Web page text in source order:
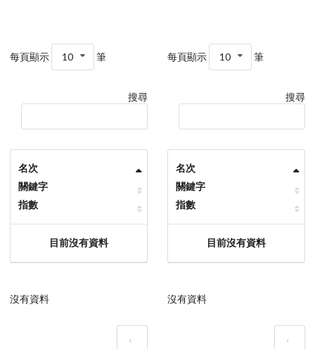
每頁顯示 10 筆
搜尋
名次
關鍵字
指數
目前沒有資料
沒有資料
‹
每頁顯示 10 筆
搜尋
名次
關鍵字
指數
目前沒有資料
沒有資料
‹